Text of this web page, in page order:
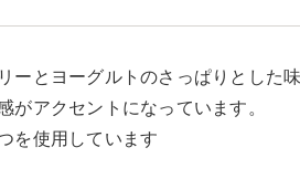
ーとヨーグルトのさっぱりとした
がアクセントになっています。
を使用しています